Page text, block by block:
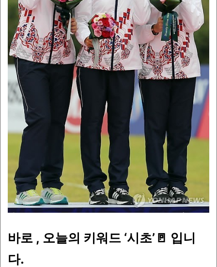
바로 , 오늘의 키워드 ‘시초’🚪 입니
다.